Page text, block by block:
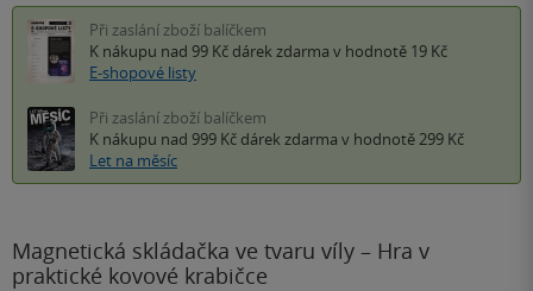
Při zaslání zboží balíčkem
K nákupu nad 99 Kč dárek zdarma v hodnotě 19 Kč
E-shopové listy
Při zaslání zboží balíčkem
K nákupu nad 999 Kč dárek zdarma v hodnotě 299 Kč
Let na měsíc
Magnetická skládačka ve tvaru víly – Hra v
praktické kovové krabičce